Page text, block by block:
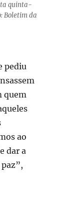
quinta-
Boletim da
pediu
quem
ao
dar a